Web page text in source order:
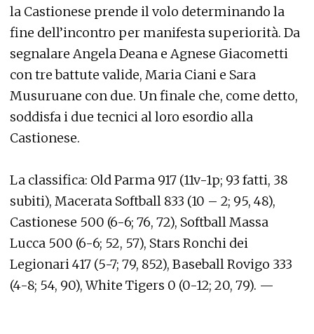
la Castionese prende il volo determinando la
fine dell’incontro per manifesta superiorità. Da
segnalare Angela Deana e Agnese Giacometti
con tre battute valide, Maria Ciani e Sara
Musuruane con due. Un finale che, come detto,
soddisfa i due tecnici al loro esordio alla
Castionese.
La classifica: Old Parma 917 (11v-1p; 93 fatti, 38
subiti), Macerata Softball 833 (10 – 2; 95, 48),
Castionese 500 (6-6; 76, 72), Softball Massa
Lucca 500 (6-6; 52, 57), Stars Ronchi dei
Legionari 417 (5-7; 79, 852), Baseball Rovigo 333
(4-8; 54, 90), White Tigers 0 (0-12; 20, 79). —